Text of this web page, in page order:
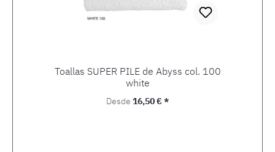
Toallas SUPER PILE de Abyss col. 100
white
Precio normal:
Desde 16,50 € *